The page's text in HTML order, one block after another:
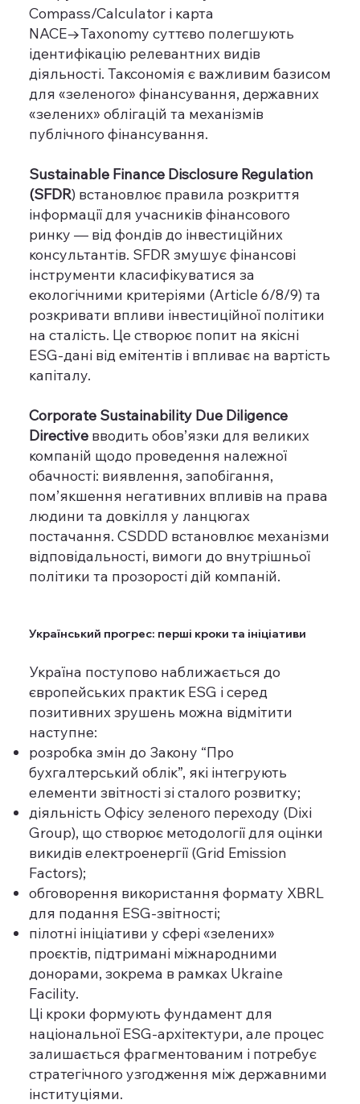
Compass/Calculator і карта
NACE→Taxonomy суттєво полегшують
ідентифікацію релевантних видів
діяльності. Таксономія є важливим базисом
для «зеленого» фінансування, державних
«зелених» облігацій та механізмів
публічного фінансування.
Sustainable Finance Disclosure Regulation
(SFDR) встановлює правила розкриття
інформації для учасників фінансового
ринку — від фондів до інвестиційних
консультантів. SFDR змушує фінансові
інструменти класифікуватися за
екологічними критеріями (Article 6/8/9) та
розкривати впливи інвестиційної політики
на сталість. Це створює попит на якісні
ESG-дані від емітентів і впливає на вартість
капіталу.
Corporate Sustainability Due Diligence
Directiveвводить обов’язки для великих
компаній щодо проведення належної
обачності: виявлення, запобігання,
пом’якшення негативних впливів на права
людини та довкілля у ланцюгах
постачання. CSDDD встановлює механізми
відповідальності, вимоги до внутрішньої
політики та прозорості дій компаній.
Український прогрес: перші кроки та ініціативи
Україна поступово наближається до
європейських практик ESG і серед
позитивних зрушень можна відмітити
наступне:
розробка змін до Закону “Про
бухгалтерський облік”, які інтегрують
елементи звітності зі сталого розвитку;
діяльність Офісу зеленого переходу (Dixi
Group), що створює методології для оцінки
викидів електроенергії (Grid Emission
Factors);
обговорення використання формату XBRL
для подання ESG-звітності;
пілотні ініціативи у сфері «зелених»
проєктів, підтримані міжнародними
донорами, зокрема в рамках Ukraine
Facility.
Ці кроки формують фундамент для
національної ESG-архітектури, але процес
залишається фрагментованим і потребує
стратегічного узгодження між державними
інституціями.